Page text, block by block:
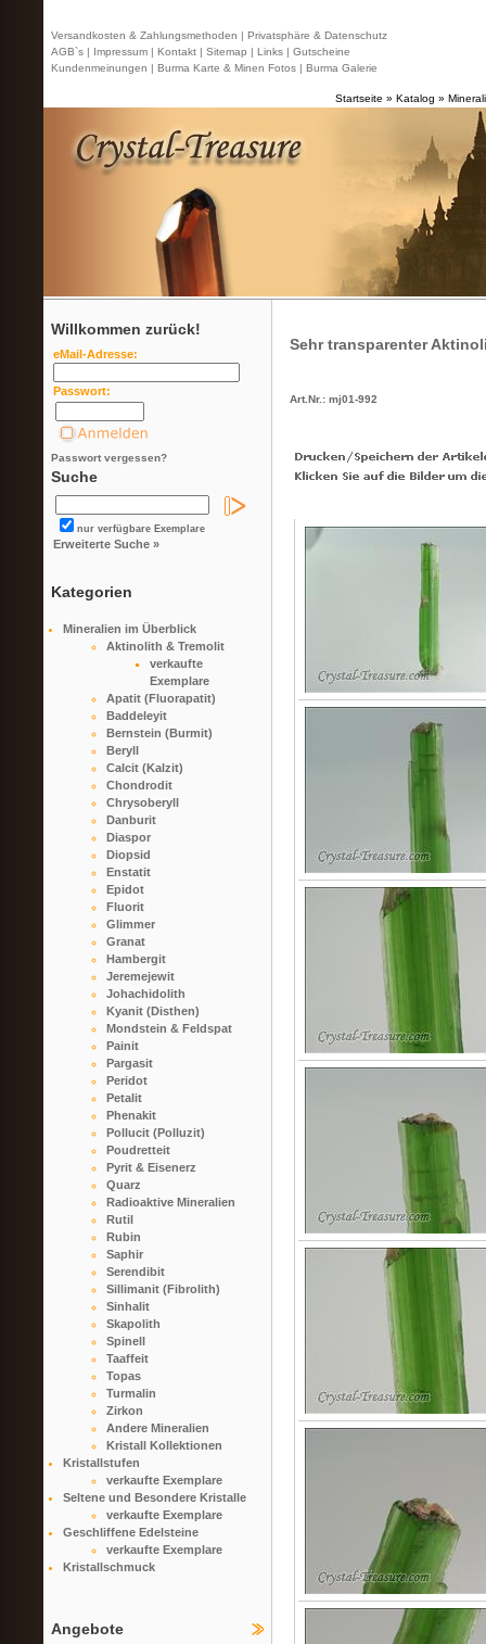
Versandkosten & Zahlungsmethoden | Privatsphäre & Datenschutz
AGB`s | Impressum | Kontakt | Sitemap | Links | Gutscheine
Kundenmeinungen | Burma Karte & Minen Fotos | Burma Galerie
Startseite » Katalog »
Willkommen zurück!
eMail-Adresse:
Passwort:
Passwort vergessen?
Suche
nur verfügbare Exemplare
Erweiterte Suche »
Kategorien
Mineralien im Überblick
Aktinolith & Tremolit
verkaufte
Exemplare
Apatit (Fluorapatit)
Baddeleyit
Bernstein (Burmit)
Beryll
Calcit (Kalzit)
Chondrodit
Chrysoberyll
Danburit
Diaspor
Diopsid
Enstatit
Epidot
Fluorit
Glimmer
Granat
Hambergit
Jeremejewit
Johachidolith
Kyanit (Disthen)
Mondstein & Feldspat
Painit
Pargasit
Peridot
Petalit
Phenakit
Pollucit (Polluzit)
Poudretteit
Pyrit & Eisenerz
Quarz
Radioaktive Mineralien
Rutil
Rubin
Saphir
Serendibit
Sillimanit (Fibrolith)
Sinhalit
Skapolith
Spinell
Taaffeit
Topas
Turmalin
Zirkon
Andere Mineralien
Kristall Kollektionen
Kristallstufen
verkaufte Exemplare
Seltene und Besondere Kristalle
verkaufte Exemplare
Geschliffene Edelsteine
verkaufte Exemplare
Kristallschmuck
Angebote
Sehr transparenter
Art.Nr.: mj01-992